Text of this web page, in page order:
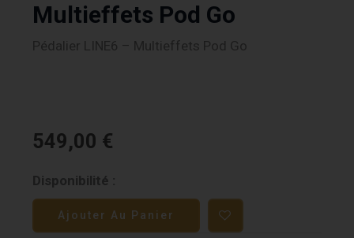
Multieffets Pod Go
Pédalier LINE6 – Multieffets Pod Go
549,00 €
Disponibilité :
quantité
de
Pédalier
Ajouter Au Panier